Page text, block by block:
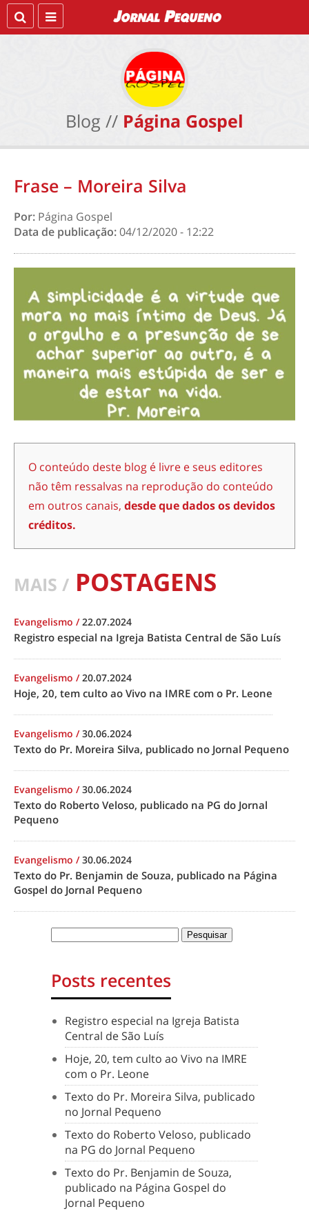
Blog // Página Gospel
Frase – Moreira Silva
Por: Página Gospel
Data de publicação:04/12/2020 - 12:22
O conteúdo deste blog é livre e seus editores
não têm ressalvas na reprodução do conteúdo
em outros canais, desde que dados os devidos
créditos.
MAIS / POSTAGENS
Evangelismo /22.07.2024
Registro especial na Igreja Batista Central de São Luís
Evangelismo /20.07.2024
Hoje, 20, tem culto ao Vivo na IMRE com o Pr. Leone
Evangelismo /30.06.2024
Texto do Pr. Moreira Silva, publicado no Jornal Pequeno
Evangelismo /30.06.2024
Texto do Roberto Veloso, publicado na PG do Jornal
Pequeno
Evangelismo /30.06.2024
Texto do Pr. Benjamin de Souza, publicado na Página
Gospel do Jornal Pequeno
Posts recentes
Registro especial na Igreja Batista
Central de São Luís
Hoje, 20, tem culto ao Vivo na IMRE
com o Pr. Leone
Texto do Pr. Moreira Silva, publicado
no Jornal Pequeno
Texto do Roberto Veloso, publicado
na PG do Jornal Pequeno
Texto do Pr. Benjamin de Souza,
publicado na Página Gospel do
Jornal Pequeno